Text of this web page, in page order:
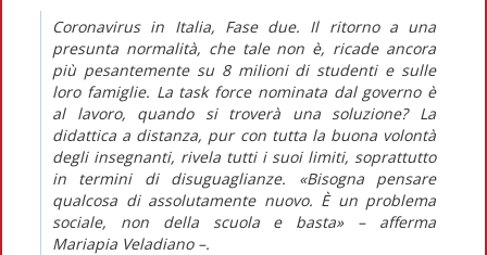
Coronavirus in Italia, Fase due. Il ritorno a una
presunta normalità, che tale non è, ricade ancora
più pesantemente su 8 milioni di studenti e sulle
loro famiglie. La task forcenominata dal governo è
al lavoro, quando si troverà una soluzione? La
didattica a distanza, pur con tutta la buona volontà
degli insegnanti, rivela tutti i suoi limiti, soprattutto
in termini di disuguaglianze. «Bisogna pensare
qualcosa di assolutamente nuovo. È un problema
sociale, non della scuola e basta» – afferma
Mariapia Veladiano –.